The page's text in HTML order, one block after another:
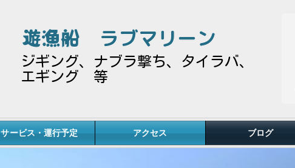
遊漁船 ラブマリーン
ジギング、ナブラ撃ち、タイラバ、
エギング 等
サービス・運行予定 アクセス ブログ